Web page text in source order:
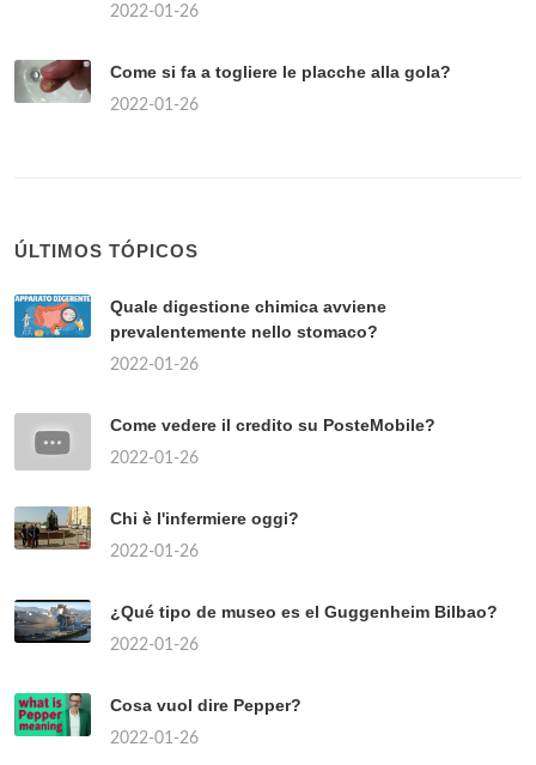
2022-01-26
Come si fa a togliere le placche alla gola?
2022-01-26
ÚLTIMOS TÓPICOS
Quale digestione chimica avviene
prevalentemente nello stomaco?
2022-01-26
Come vedere il credito su PosteMobile?
2022-01-26
Chi è l'infermiere oggi?
2022-01-26
¿Qué tipo de museo es el Guggenheim Bilbao?
2022-01-26
Cosa vuol dire Pepper?
2022-01-26